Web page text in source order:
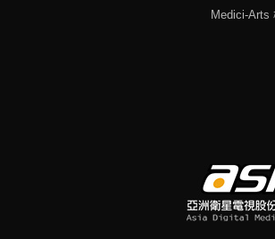
Medici-Arts